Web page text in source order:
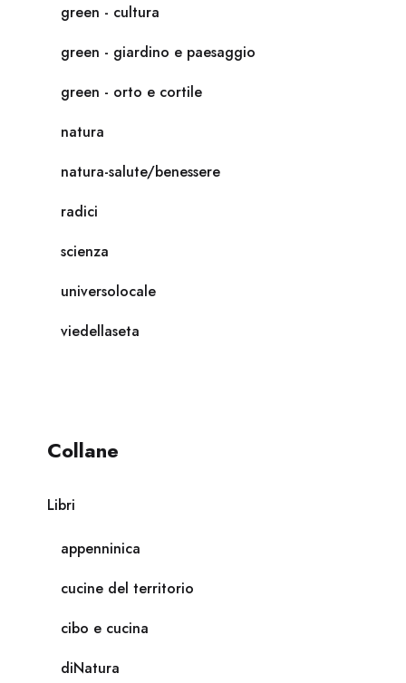
green - cultura
green - giardino e paesaggio
green - orto e cortile
natura
natura-salute/benessere
radici
scienza
universolocale
viedellaseta
Collane
Libri
appenninica
cucine del territorio
cibo e cucina
diNatura